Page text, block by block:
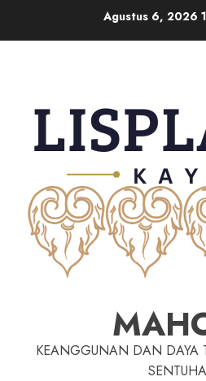
Agustus 6, 2026
KEANGGUNAN DAN DAYA